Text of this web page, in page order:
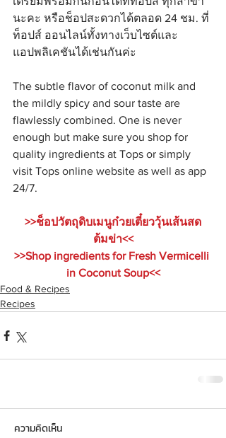
นะคะ หรือช็อปสะดวกได้ตลอด 24 ชม. ที่
ท็อปส์ ออนไลน์ทั้งทางเว็บไซต์และ
แอปพลิเคชันได้เช่นกันค่ะ
The subtle flavor of coconut milk and
the mildly spicy and sour taste are
flawlessly combined. One is never
enough but make sure you shop for
quality ingredients at Tops or simply
visit Tops online website as well as app
24/7.
>>ช็อปวัตถุดิบเมนูก๋วยเตี๋ยววุ้นเส้นสด
ต้มข่า<<
>>Shop ingredients for Fresh Vermicelli
in Coconut Soup<<
Food & Recipes
Recipes
ความคิดเห็น